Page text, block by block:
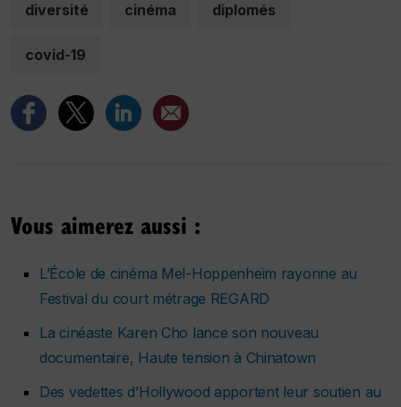
diversité cinéma diplomés
covid-19
Vous aimerez aussi :
L’École de cinéma Mel-Hoppenheim rayonne au
Festival du court métrage REGARD
La cinéaste Karen Cho lance son nouveau
documentaire, Haute tension à Chinatown
Des vedettes d’Hollywood apportent leur soutien au